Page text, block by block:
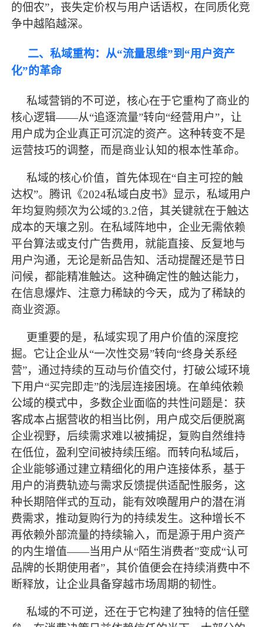
的佃农”，丧失定价权与用户话语权，在同质化竞
争中越陷越深。
二、私域重构：从“流量思维”到“用户资产
化”的革命
私域营销的不可逆，核心在于它重构了商业的
核心逻辑——从“追逐流量”转向“经营用户”，让
用户成为企业真正可沉淀的资产。这种转变不是
运营技巧的调整，而是商业认知的根本性革命。
私域的核心价值，首先体现在“自主可控的触
达权”。腾讯《2024私域白皮书》显示，私域用户
年均复购频次为公域的3.2倍，其关键就在于触达
成本的天壤之别。在私域阵地中，企业无需依赖
平台算法或支付广告费用，就能直接、反复地与
用户沟通，无论是新品告知、活动提醒还是节日
问候，都能精准触达。这种确定性的触达能力，
在信息爆炸、注意力稀缺的今天，成为了稀缺的
商业资源。
更重要的是，私域实现了用户价值的深度挖
掘。它让企业从“一次性交易”转向“终身关系经
营”，通过持续的互动与价值交付，打破公域环境
下用户“买完即走”的浅层连接困境。在单纯依赖
公域的模式中，多数企业面临的共性问题是：获
客成本占据营收的相当比例，用户成交后便脱离
企业视野，后续需求难以被捕捉，复购自然维持
在低位，盈利空间被持续压缩。而转向私域后，
企业能够通过建立精细化的用户连接体系，基于
用户的消费轨迹与需求反馈提供适配性服务，这
种长期陪伴式的互动，能有效唤醒用户的潜在消
费需求，推动复购行为的持续发生。这种增长不
再依赖外部流量的持续输入，而是源于用户资产
的内生增值——当用户从“陌生消费者”变成“认可
品牌的长期使用者”，其价值便会在持续消费中不
断释放，让企业具备穿越市场周期的韧性。
私域的不可逆，还在于它构建了独特的信任壁